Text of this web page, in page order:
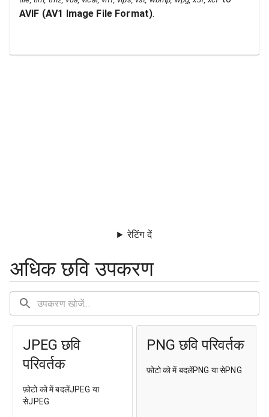
AVIF (AV1 Image File Format).
रेटिंग दें
अधिक छवि उपकरण
JPEG छवि
परिवर्तक
फ़ोटो को में बदलेंJPEG या
सेJPEG
PNG छवि परिवर्तक
फ़ोटो को में बदलेंPNG या सेPNG